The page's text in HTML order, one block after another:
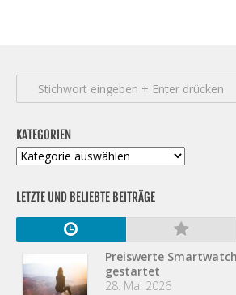
KATEGORIEN
Kategorien
LETZTE UND BELIEBTE BEITRÄGE
Preiswerte
gestartet
28. Mai 2026